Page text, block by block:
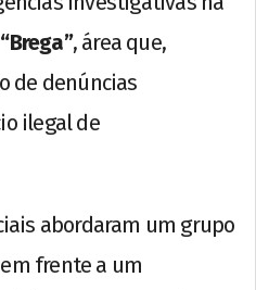
“Brega”, área que,
de denúncias
ilegal de
abordaram um grupo
frente a um